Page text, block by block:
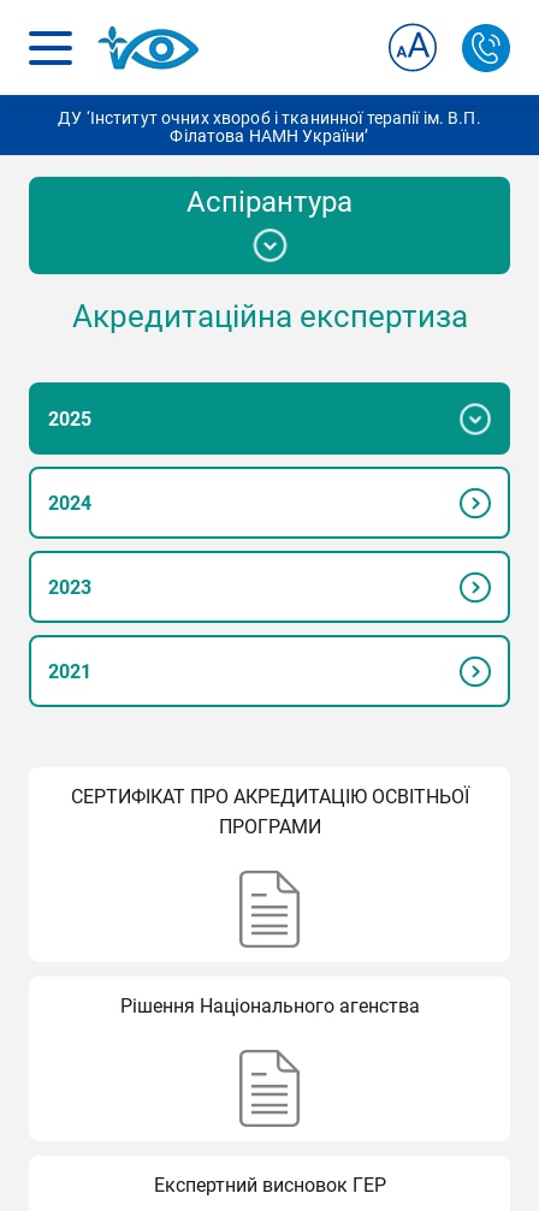
ДУ ‘Інститут очних хвороб і тканинної терапії ім. В.П.
Філатова НАМН України’
Аспірантура
Вступ до аспірантури
Документи
Освітній процес
Для викладачів
Академічна мобільність
Рецензії та відгуки
Програмне забезпечення
Акредитаційна експертиза
2025
2024
2023
2021
СЕРТИФІКАТ ПРО АКРЕДИТАЦІЮ ОСВІТНЬОЇ
ПРОГРАМИ
Рішення Національного агенства
Експертний висновок ГЕР